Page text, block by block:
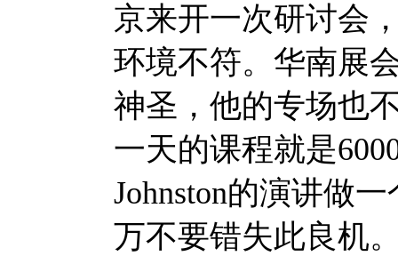
京来开一次研讨会
环境不符。华南展
神圣，他的专场也
一天的课程就是
Johnston的演讲做
万不要错失此良机